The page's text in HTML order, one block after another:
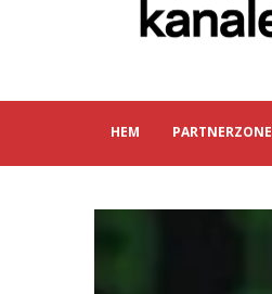
HEM PARTNERZONE